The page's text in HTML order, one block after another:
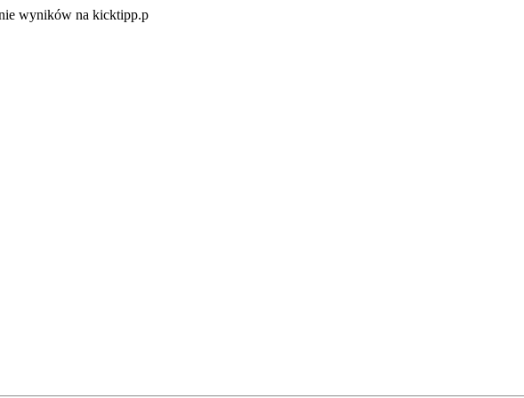
wyników na kicktipp.pZacznij